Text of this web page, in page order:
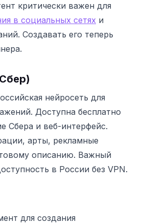
критически важен для
в социальных сетях и
Создавать его теперь
нейросеть для
Доступна бесплатно
Сбера и веб-интерфейс.
арты, рекламные
описанию. Важный
в России без VPN.
для создания